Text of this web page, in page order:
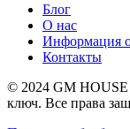
Блог
О нас
Информация
Контакты
© 2024 GM HOUSE
ключ. Все права